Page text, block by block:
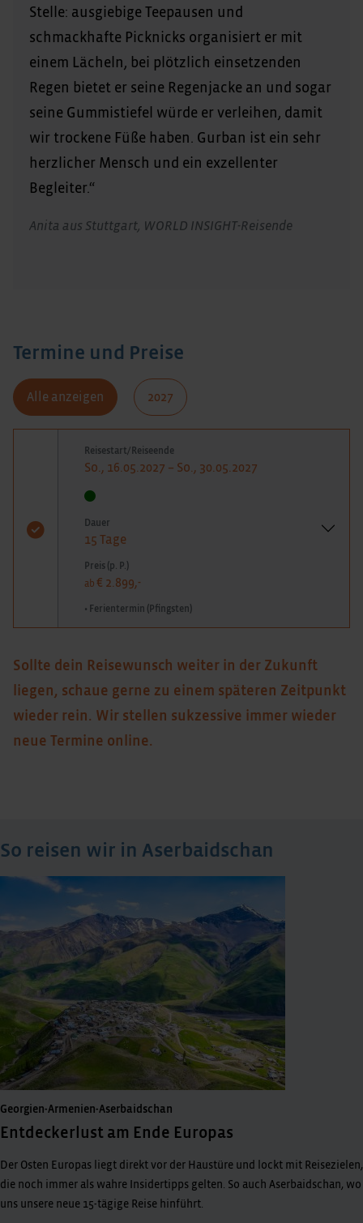
Stelle: ausgiebige Teepausen und
schmackhafte Picknicks organisiert er mit
einem Lächeln, bei plötzlich einsetzenden
Regen bietet er seine Regenjacke an und sogar
seine Gummistiefel würde er verleihen, damit
wir trockene Füße haben. Gurban ist ein sehr
herzlicher Mensch und ein exzellenter
Begleiter.“
Anita aus Stuttgart, WORLD INSIGHT-Reisende
Termine und Preise
Alle anzeigen 2027
Reisestart/Reiseende
So., 16.05.2027 – So., 30.05.2027
Dauer
15 Tage
Preis (p. P.)
ab € 2.899,-
• Ferientermin (Pfingsten)
Sollte dein Reisewunsch weiter in der Zukunft
liegen, schaue gerne zu einem späteren Zeitpunkt
wieder rein. Wir stellen sukzessive immer wieder
neue Termine online.
So reisen wir in Aserbaidschan
Georgien-Armenien-Aserbaidschan
Entdeckerlust am Ende Europas
Der Osten Europas liegt direkt vor der Haustüre und lockt mit Reisezielen,
die noch immer als wahre Insidertipps gelten. So auch Aserbaidschan, wo
uns unsere neue 15-tägige Reise hinführt.